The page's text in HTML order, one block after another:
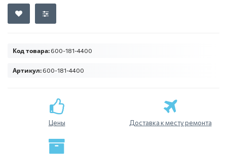
Код товара: 600-181-4400
Артикул: 600-181-4400
Цены Доставка к месту ремонта